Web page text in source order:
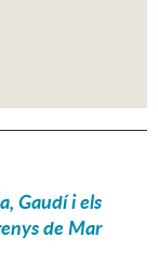
Gaudí i els
de Mar